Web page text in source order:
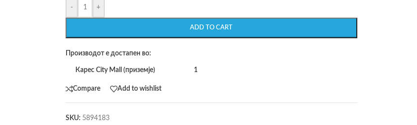
- +
ADD TO CART
Производот е достапен во:
Карес City Mall (приземје) 1
Compare Add to wishlist
SKU: 5894183